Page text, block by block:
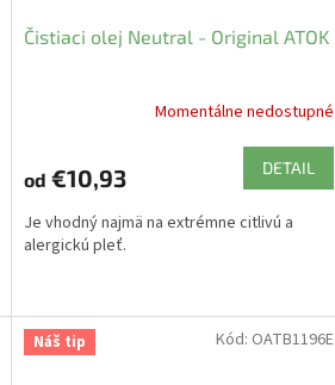
Čistiaci olej Neutral - Original ATOK
Momentálne nedostupné
od €10,93 DETAIL
Je vhodný najmä na extrémne citlivú a
alergickú pleť.
Náš tip Kód: OATB1196E